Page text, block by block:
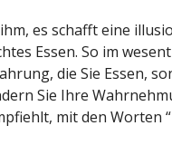
es schafft eine
Essen. So im
die Sie Essen,
Sie Ihre
mit den Worten